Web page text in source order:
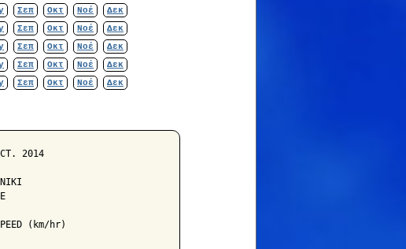
Σεπ Οκτ Νοέ
Δεκ
Σεπ Οκτ Νοέ
Δεκ
Σεπ Οκτ Νοέ
Δεκ
Σεπ Οκτ Νοέ
Δεκ
Σεπ Οκτ Νοέ Δεκ
2014
(km/hr)